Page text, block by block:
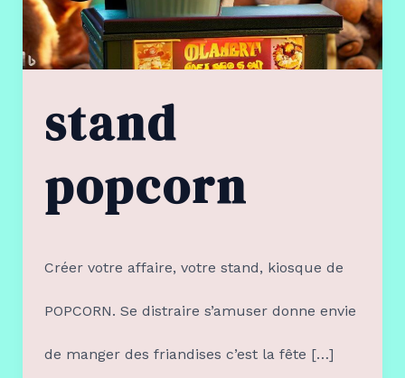
stand
popcorn
Créer votre affaire, votre stand, kiosque de
POPCORN. Se distraire s’amuser donne envie
de manger des friandises c’est la fête […]